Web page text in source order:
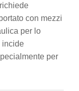
con mezzi
per lo
incide
per